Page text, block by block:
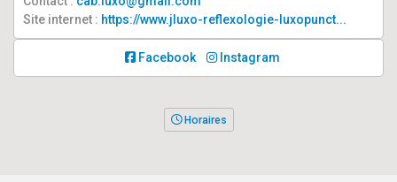
Site internet : https://www.jluxo-reflexologie-luxopunct...
Facebook Instagram
Horaires